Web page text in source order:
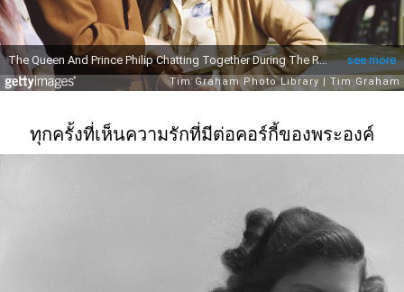
ทุกครั้งที่เห็นความรักที่มีต่อคอร์กี้ของพระองค์